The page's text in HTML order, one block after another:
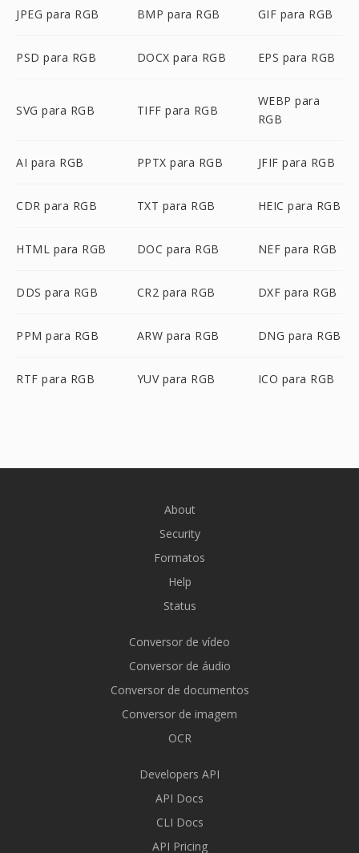
JPEG para RGB BMP para RGB GIF para RGB
PSD para RGB DOCX para RGB EPS para RGB
SVG para RGB TIFF para RGB
WEBP para
RGB
AI para RGB PPTX para RGB JFIF para RGB
CDR para RGB TXT para RGB HEIC para RGB
HTML para RGB DOC para RGB NEF para RGB
DDS para RGB CR2 para RGB DXF para RGB
PPM para RGB ARW para RGB DNG para RGB
RTF para RGB YUV para RGB ICO para RGB
About
Security
Formatos
Help
Status
Conversor de vídeo
Conversor de áudio
Conversor de documentos
Conversor de imagem
OCR
Developers API
API Docs
CLI Docs
API Pricing